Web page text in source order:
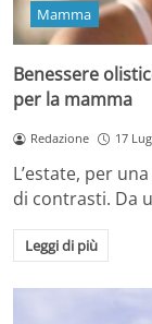
Mamma
Benessere
per la mamma
Redazione 17
L’estate, per
di contrasti. Da
Leggi di più